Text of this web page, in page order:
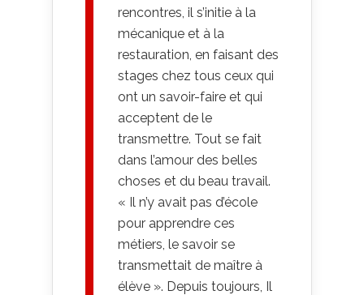
rencontres, il s’initie à la
mécanique et à la
restauration, en faisant des
stages chez tous ceux qui
ont un savoir-faire et qui
acceptent de le
transmettre. Tout se fait
dans l’amour des belles
choses et du beau travail.
« Il n’y avait pas d’école
pour apprendre ces
métiers, le savoir se
transmettait de maître à
élève ». Depuis toujours, Il